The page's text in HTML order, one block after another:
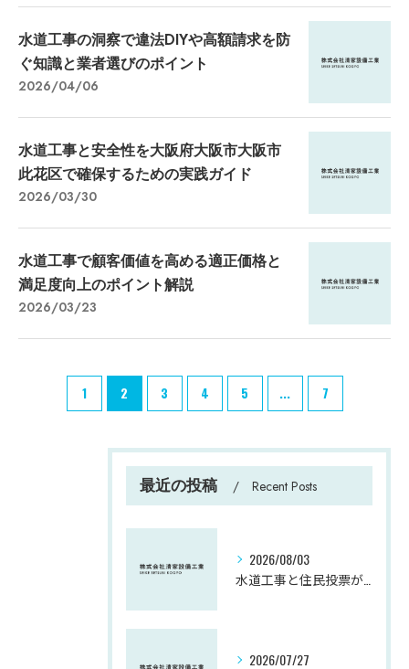
水道工事の洞察で違法DIYや高額請求を防
ぐ知識と業者選びのポイント
2026/04/06
水道工事と安全性を大阪府大阪市大阪市
此花区で確保するための実践ガイド
2026/03/30
水道工事で顧客価値を高める適正価格と
満足度向上のポイント解説
2026/03/23
1 2 3 4 5 ... 7
最近の投稿 Recent Posts
2026/08/03
2026/07/27